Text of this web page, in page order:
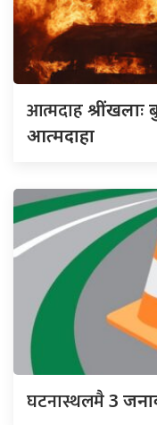
आत्मदाहश्रींखलाः
आत्मदाहा
घटनास्थलमै3